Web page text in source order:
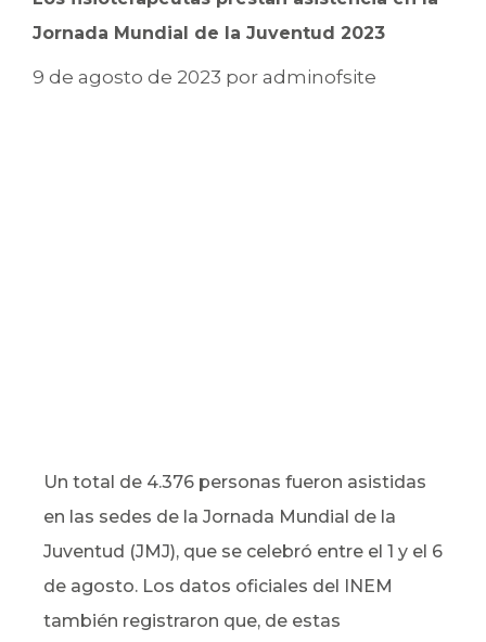
Jornada Mundial de la Juventud 2023
9 de agosto de 2023 por adminofsite
Un total de 4.376 personas fueron asistidas
en las sedes de la Jornada Mundial de la
Juventud (JMJ), que se celebró entre el 1 y el 6
de agosto. Los datos oficiales del INEM
también registraron que, de estas